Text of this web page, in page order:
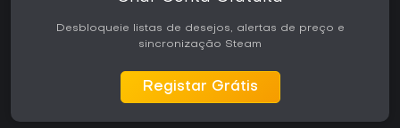
Desbloqueie listas de desejos, alertas de preço e
sincronização Steam
Registar Grátis